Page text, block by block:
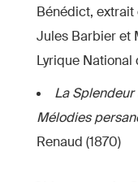
Bénédict, extrait
Jules Barbier et
Lyrique National
La Splendeur
Mélodies
Renaud (1870)